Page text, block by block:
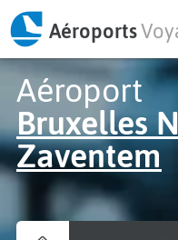
Aéroports
Aéroport
Bruxelles
Zaventem